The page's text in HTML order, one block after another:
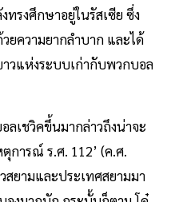
ทรงศึกษาอยู่ในรัสเซีย ซึ่ง
ยความยากลำบาก และได้
วแห่งระบบเก่ากับพวกบอล
อลเชวิคขึ้นมากล่าวถึงน่าจะ
การณ์ ร.ศ. 112’ (ค.ศ.
สยามและประเทศสยามมา